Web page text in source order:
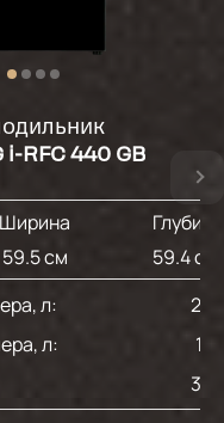
i-RFC 440 GB
Ширина
59.5 см
Глубина
59.4 см
л:
220
л:
125
365